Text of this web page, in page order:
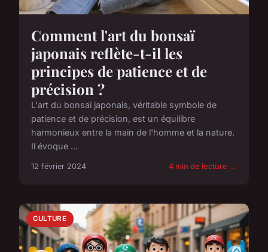
Comment l'art du bonsaï
japonais reflète-t-il les
principes de patience et de
précision ?
L'art du bonsaï japonais, véritable symbole de
patience et de précision, est un équilibre
harmonieux entre la main de l'homme et la nature.
Il évoque ...
12 février 2024 4 min de lecture →
CULTURE